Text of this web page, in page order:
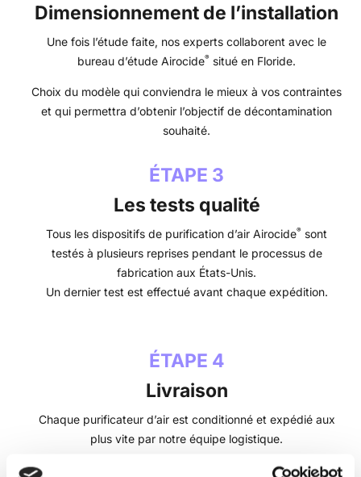
Dimensionnement de l’installation
Une fois l’étude faite, nos experts collaborent avec le
bureau d’étude Airocide® situé en Floride.
Choix du modèle qui conviendra le mieux à vos contraintes
et qui permettra d’obtenir l’objectif de décontamination
souhaité.
ÉTAPE 3
Les tests qualité
Tous les dispositifs de purification d’air Airocide® sont
testés à plusieurs reprises pendant le processus de
fabrication aux États-Unis.
Un dernier test est effectué avant chaque expédition.
ÉTAPE 4
Livraison
Chaque purificateur d’air est conditionné et expédié aux
plus vite par notre équipe logistique.
Nous vous tenons informé de tout avancement de votre